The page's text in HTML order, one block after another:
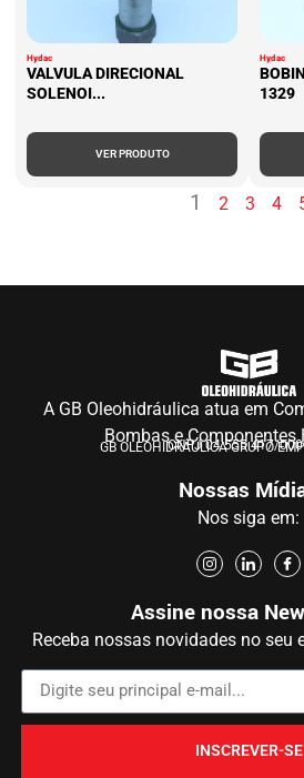
Hydac
VALVULA DIRECIONAL
SOLENOI...
VER PRODUTO
Hydac
1329
1 2 3 4
A GB Oleohidráulica atua em
Bombas e Componentes
GB OLEOHIDRÁULICA GRUPO
CNPJ 04.555.417/
Nossas
Nos siga em:
Assine nossa
Receba nossas novidades no seu
INSCREVER-SE